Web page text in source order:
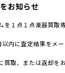
お知らせ
を１点１点楽器買取
内に査定結果をメ
買取、または返却を